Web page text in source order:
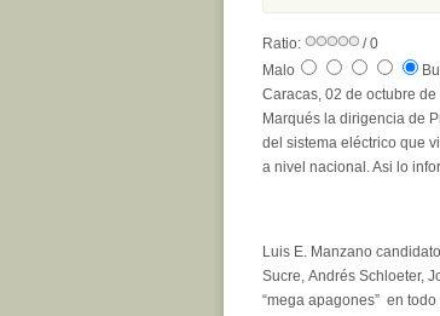
Ratio:
/ 0
Malo
Caracas, 02 de octubre
Marqués la dirigencia de
del sistema eléctrico que
a nivel nacional. Asi lo
Luis E. Manzano
Sucre, Andrés Schloeter,
“mega apagones” en